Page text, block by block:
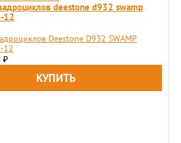
deestone d932 swamp
12
Deestone D932 SWAMP
12
₽